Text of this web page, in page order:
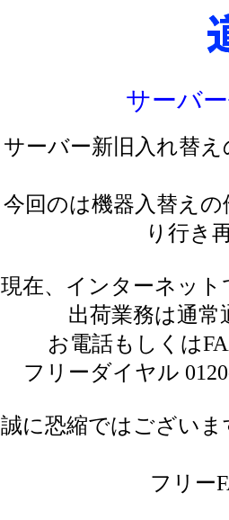
サーバ
サーバー新旧入れ替
今回のは機器入替え
り行き
現在、インターネッ
出荷業務は通
お電話もしくは
フリーダイヤル
誠に恐縮ではござい
フリー